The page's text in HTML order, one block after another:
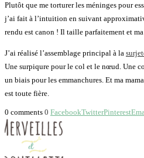
Plutôt que me torturer les méninges pour
j’ai fait à l’intuition en suivant
rendu est canon ! Il taille parfaitement et
J’ai réalisé l’assemblage principal à la
Une surpiqure pour le col et le nœud. Une
un biais pour les emmanchures. Et ma
est toute fière.
0 comments 0 FacebookTwitterPinterest